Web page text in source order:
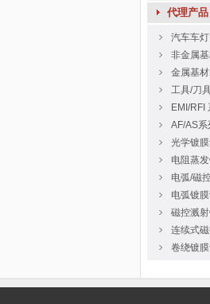
代理产品
汽车车
非金属
金属基
工具/刀
EMI/RFI
AF/AS
光学镀
电阻蒸
电弧/磁
电弧镀
磁控溅
连续式
卷绕镀